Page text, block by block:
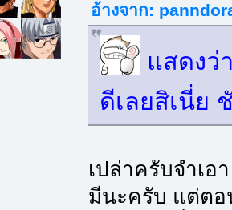
อ้างจาก:
แสดงว่
ดีเลยสิเนี่ย
เปล่าครับจำเอ
มีนะครับ แต่ตอ